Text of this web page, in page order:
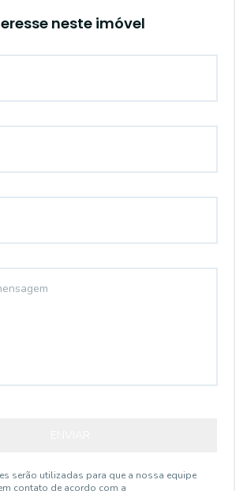
neste imóvel
serão utilizadas para que a nossa equipe
contato de acordo com a